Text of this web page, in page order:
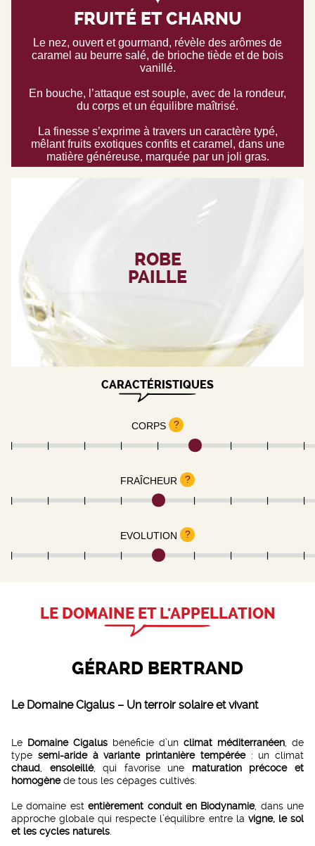
FRUITÉ ET CHARNU
Le nez, ouvert et gourmand, révèle des arômes de
caramel au beurre salé, de brioche tiède et de bois
vanillé.
En bouche, l’attaque est souple, avec de la rondeur,
du corps et un équilibre maîtrisé.
La finesse s’exprime à travers un caractère typé,
mêlant fruits exotiques confits et caramel, dans une
matière généreuse, marquée par un joli gras.
ROBE
PAILLE
CARACTÉRISTIQUES
CORPS ?
FRAÎCHEUR ?
EVOLUTION ?
LE DOMAINE ET L'APPELLATION
GÉRARD BERTRAND
Le Domaine Cigalus – Un terroir solaire et vivant
Le Domaine Cigalus bénéficie d’un climat méditerranéen , de
type semi-aride à variante printanière tempérée: un climat
chaud
ensoleillé, qui favorise une maturation précoce et
homogènede tous les cépages cultivés.
Le domaine estentièrement conduit en Biodynamie, dans une
approche globale qui respecte l’équilibre entre la vigne, le sol
et les cycles naturels